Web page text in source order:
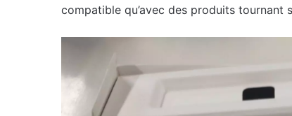
compatible qu’avec des produits tournant